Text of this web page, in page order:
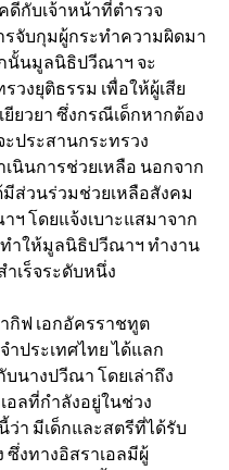
ดีกับเจ้าหน้าที่ตำรวจ
รจับกุมผู้กระทำความผิดมา
นั้นมูลนิธิปวีณาฯ จะ
วงยุติธรรม เพื่อให้ผู้เสีย
ยียวยา ซึ่งกรณีเด็กหากต้อง
ะประสานกระทรวง
นินการช่วยเหลือ นอกจาก
มีส่วนร่วมช่วยเหลือสังคม
ฯ โดยแจ้งเบาะแสมาจาก
ทำให้มูลนิธิปวีณาฯ ทำงาน
เร็จระดับหนึ่ง
กิฟ เอกอัครราชทูต
ำประเทศไทย ได้แลก
นางปวีณา โดยเล่าถึง
อลที่กำลังอยู่ในช่วง
ว่า มีเด็กและสตรีที่ได้รับ
ซึ่งทางอิสราเอลมีผู้